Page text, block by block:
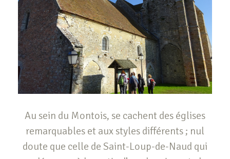
Au sein du Montois, se cachent des églises
remarquables et aux styles différents ; nul
doute que celle de Saint-Loup-de-Naud qui